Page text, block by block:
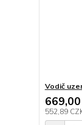
Vodič
552,89